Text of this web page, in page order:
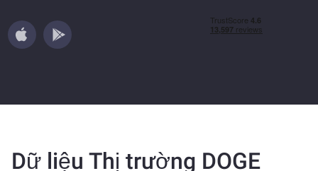
Dữ liệu Thị trường DOGE